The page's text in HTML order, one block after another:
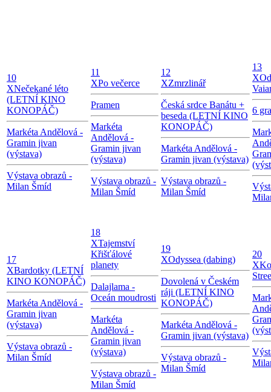
10
XNečekané léto
(LETNÍ KINO
KONOPÁČ)
Markéta Andělová -
Gramin jivan
(výstava)
Výstava obrazů -
Milan Šmíd
11
XPo večerce
Pramen
Markéta
Andělová -
Gramin jivan
(výstava)
Výstava obrazů -
Milan Šmíd
12
XZmrzlinář
Česká srdce Banátu +
beseda (LETNÍ KINO
KONOPÁČ)
Markéta Andělová -
Gramin jivan (výstava)
Výstava obrazů -
Milan Šmíd
13
X
6
17
XBardotky (LETNÍ
KINO KONOPÁČ)
Markéta Andělová -
Gramin jivan
(výstava)
Výstava obrazů -
Milan Šmíd
18
XTajemství
Křišťálové
planety
Dalajlama -
Oceán moudrosti
Markéta
Andělová -
Gramin jivan
(výstava)
Výstava obrazů -
Milan Šmíd
19
XOdyssea (dabing)
Dovolená v Českém
ráji (LETNÍ KINO
KONOPÁČ)
Markéta Andělová -
Gramin jivan (výstava)
Výstava obrazů -
Milan Šmíd
20
X